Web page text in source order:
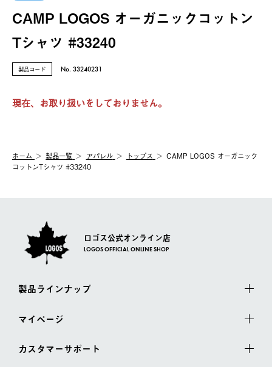
CAMP LOGOS オーガニックコットン
Tシャツ #33240
製品コード No. 33240231
現在、お取り扱いをしておりません。
ホーム 製品⼀覧 アパレル トップス
CAMP LOGOS オーガニック
コットンTシャツ #33240
ロゴス公式オンライン店
LOGOS OFFICIAL ONLINE SHOP
製品ラインナップ
マイページ
カスタマーサポート